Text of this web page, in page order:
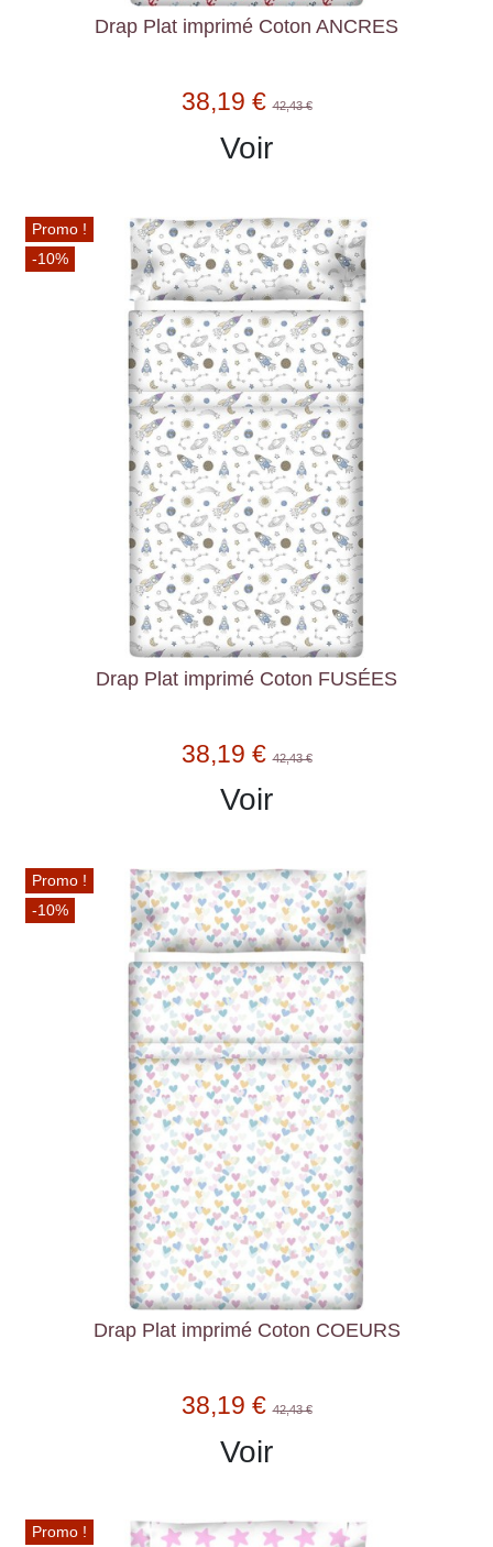
Drap Plat imprimé Coton ANCRES
38,19 €42,43 €
Voir
Promo !
-10%
Drap Plat imprimé Coton FUSÉES
38,19 €42,43 €
Voir
Promo !
-10%
Drap Plat imprimé Coton COEURS
38,19 €42,43 €
Voir
Promo !